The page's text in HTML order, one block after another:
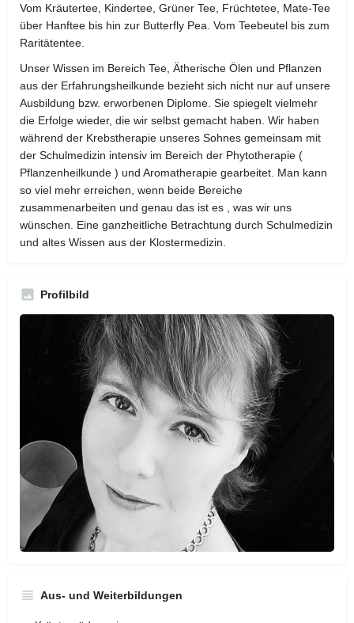
Vom Kräutertee, Kindertee, Grüner Tee, Früchtetee, Mate-Tee
über Hanftee bis hin zur Butterfly Pea. Vom Teebeutel bis zum
Raritätentee.
Unser Wissen im Bereich Tee, Ätherische Ölen und Pflanzen
aus der Erfahrungsheilkunde bezieht sich nicht nur auf unsere
Ausbildung bzw. erworbenen Diplome. Sie spiegelt vielmehr
die Erfolge wieder, die wir selbst gemacht haben. Wir haben
während der Krebstherapie unseres Sohnes gemeinsam mit
der Schulmedizin intensiv im Bereich der Phytotherapie (
Pflanzenheilkunde ) und Aromatherapie gearbeitet. Man kann
so viel mehr erreichen, wenn beide Bereiche
zusammenarbeiten und genau das ist es , was wir uns
wünschen. Eine ganzheitliche Betrachtung durch Schulmedizin
und altes Wissen aus der Klostermedizin.
Profilbild
Aus- und Weiterbildungen